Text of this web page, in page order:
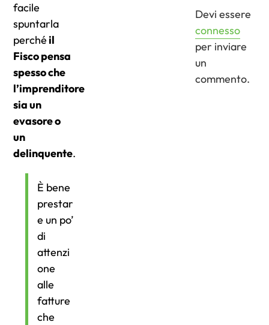
facile
spuntarla
perchéil
Fisco pensa
spesso che
l’imprenditore
sia un
evasore o
un
delinquente.
È bene
prestar
e un po’
di
attenzi
one
alle
fatture
che
Devi essere
connesso
per inviare
un
commento.